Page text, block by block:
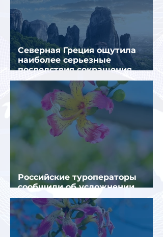
Северная Греция ощутила
наиболее серьезные
последствия сокращения
турпотока из России
Российские туроператоры
сообщили об усложнении
получения виз в Грецию